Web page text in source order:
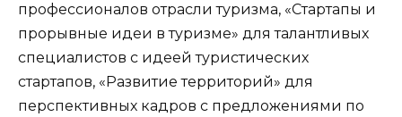
профессионалов отрасли туризма, «Стартапы и
прорывные идеи в туризме» для талантливых
специалистов с идеей туристических
стартапов, «Развитие территорий» для
перспективных кадров с предложениями по